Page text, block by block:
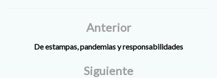
Anterior
De estampas, pandemias y responsabilidades
Siguiente